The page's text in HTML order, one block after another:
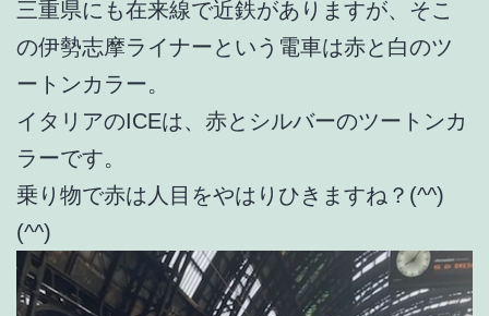
三重県にも在来線で近鉄がありますが、そこ
の伊勢志摩ライナーという電車は赤と白のツ
ートンカラー。
イタリアのICEは、赤とシルバーのツートンカ
ラーです。
乗り物で赤は人目をやはりひきますね？(^^)
(^^)